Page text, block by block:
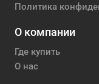
Политика
О компании
Где купить
О нас